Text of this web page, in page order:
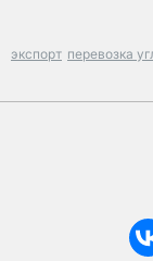
экспорт перевозка